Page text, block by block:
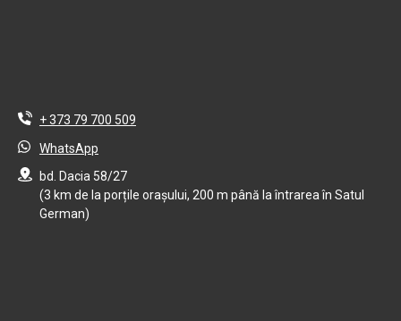
+ 373 79 700 509
WhatsApp
bd. Dacia 58/27
(3 km de la porțile orașului, 200 m până la întrarea în Satul
German)